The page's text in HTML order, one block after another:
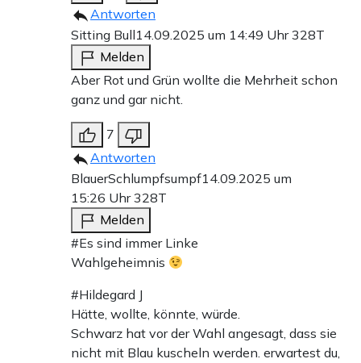
Antworten
Sitting Bull14.09.2025 um 14:49 Uhr328T
Melden
Aber Rot und Grün wollte die Mehrheit schon
ganz und gar nicht.
7
Antworten
BlauerSchlumpfsumpf14.09.2025 um
15:26 Uhr328T
Melden
#Es sind immer Linke
Wahlgeheimnis
#Hildegard J
Hätte, wollte, könnte, würde.
Schwarz hat vor der Wahl angesagt, dass sie
nicht mit Blau kuscheln werden. erwartest du,